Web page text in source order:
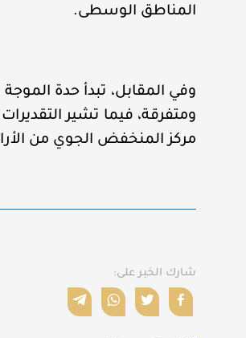
المناطق الوسطى.
وفي المقابل، تبدأ حدة
ومتفرقة، فيما تشير
مركز المنخفض الجوي من
شارك الخبر على: